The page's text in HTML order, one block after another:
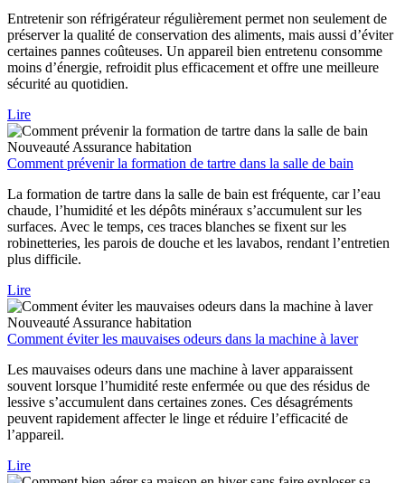
Entretenir son réfrigérateur régulièrement permet non seulement de
préserver la qualité de conservation des aliments, mais aussi d’éviter
certaines pannes coûteuses. Un appareil bien entretenu consomme
moins d’énergie, refroidit plus efficacement et offre une meilleure
sécurité au quotidien.
Lire
Nouveauté Assurance habitation
Comment prévenir la formation de tartre dans la salle de bain
La formation de tartre dans la salle de bain est fréquente, car l’eau
chaude, l’humidité et les dépôts minéraux s’accumulent sur les
surfaces. Avec le temps, ces traces blanches se fixent sur les
robinetteries, les parois de douche et les lavabos, rendant l’entretien
plus difficile.
Lire
Nouveauté Assurance habitation
Comment éviter les mauvaises odeurs dans la machine à laver
Les mauvaises odeurs dans une machine à laver apparaissent
souvent lorsque l’humidité reste enfermée ou que des résidus de
lessive s’accumulent dans certaines zones. Ces désagréments
peuvent rapidement affecter le linge et réduire l’efficacité de
l’appareil.
Lire